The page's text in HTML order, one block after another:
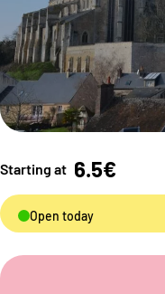
Starting at 6.5€
Open today